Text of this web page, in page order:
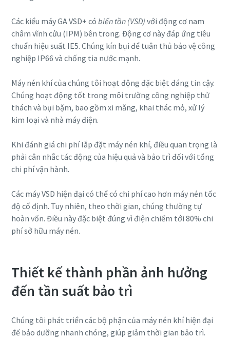
Các kiểu máy GA VSD+ có biến tần (VSD) với động cơ nam
châm vĩnh cửu (IPM) bên trong. Động cơ này đáp ứng tiêu
chuẩn hiệu suất IE5. Chúng kín bụi để tuân thủ bảo vệ công
nghiệp IP66 và chống tia nước mạnh.
Máy nén khí của chúng tôi hoạt động đặc biệt đáng tin cậy.
Chúng hoạt động tốt trong môi trường công nghiệp thử
thách và bụi bặm, bao gồm xi măng, khai thác mỏ, xử lý
kim loại và nhà máy điện.
Khi đánh giá chi phí lắp đặt máy nén khí, điều quan trọng là
phải cân nhắc tác động của hiệu quả và bảo trì đối với tổng
chi phí vận hành.
Các máy VSD hiện đại có thể có chi phí cao hơn máy nén tốc
độ cố định. Tuy nhiên, theo thời gian, chúng thường tự
hoàn vốn. Điều này đặc biệt đúng vì điện chiếm tới 80% chi
phí sở hữu máy nén.
Thiết kế thành phần ảnh hưởng
đến tần suất bảo trì
Chúng tôi phát triển các bộ phận của máy nén khí hiện đại
để bảo dưỡng nhanh chóng, giúp giảm thời gian bảo trì.